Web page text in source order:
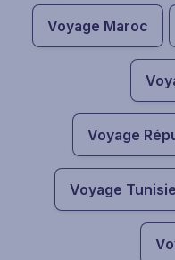
Voyage Maroc
Voyage
Voyage Tunisie